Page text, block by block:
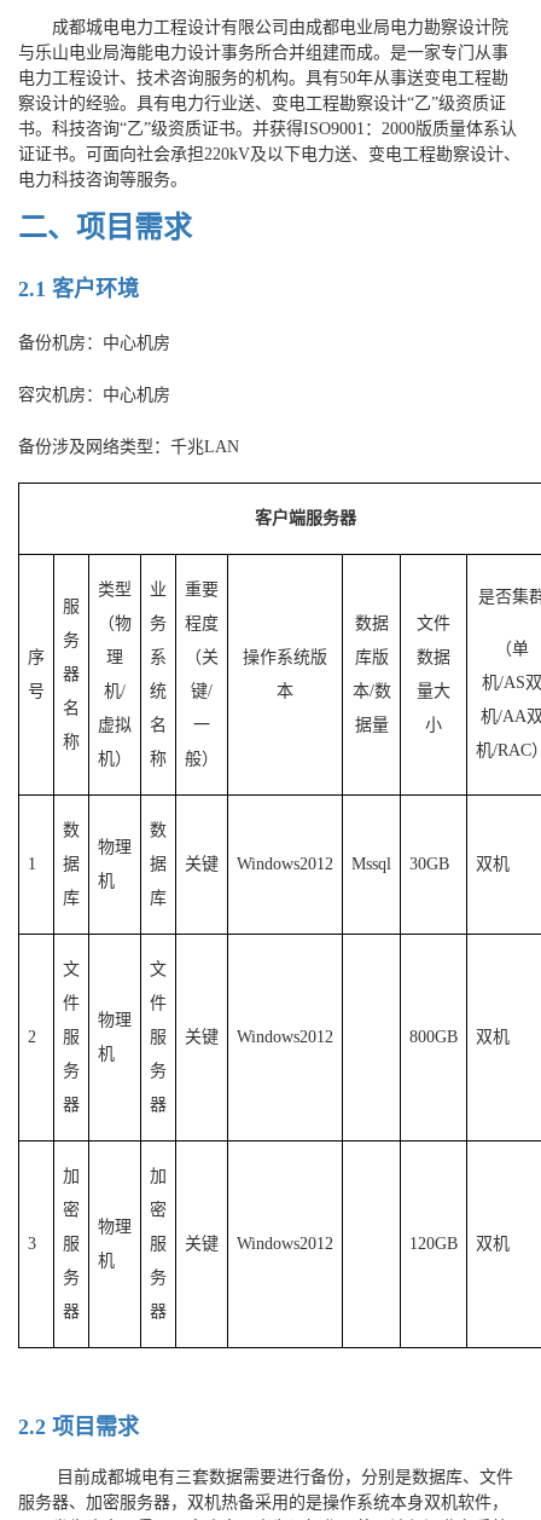
成都城电电力工程设计有限公司由成都电业局电力勘察设计院
与乐山电业局海能电力设计事务所合并组建而成。是一家专门从事
电力工程设计、技术咨询服务的机构。具有50年从事送变电工程勘
察设计的经验。具有电力行业送、变电工程勘察设计“乙”级资质证
书。科技咨询“乙”级资质证书。并获得ISO9001：2000版质量体系认
证证书。可面向社会承担220kV及以下电力送、变电工程勘察设计、
电力科技咨询等服务。
二、项目需求
2.1 客户环境
备份机房：中心机房
容灾机房：中心机房
备份涉及网络类型：千兆LAN
客户端服务器
序
号
服
务
器
名
称
类型
（物
理
机/
虚拟
机）
业
务
系
统
名
称
重要
程度
（关
键/
一
般）
操作系统版
本
数据
库版
本/数
据量
文件
数据
量大
小
是否集
（单
机/AS双
机/AA
机/RAC
1
数
据
库
物理
机
数
据
库
关键 Windows2012 Mssql 30GB 双机
2
文
件
服
务
器
物理
机
文
件
服
务
器
关键 Windows2012 800GB 双机
3
加
密
服
务
器
物理
机
加
密
服
务
器
关键 Windows2012 120GB 双机
2.2 项目需求
目前成都城电有三套数据需要进行备份，分别是数据库、文件
服务器、加密服务器，双机热备采用的是操作系统本身双机软件，